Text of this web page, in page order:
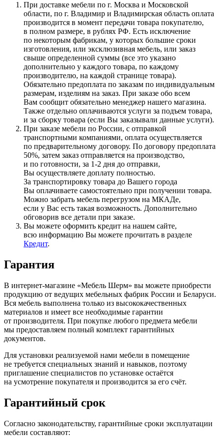
При доставке мебели по г. Москва и Московской
области, по г. Владимир и Владимирская область оплата
производится в момент передачи товара покупателю,
в полном размере, в рублях РФ. Есть исключение
по некоторым фабрикам, у которых большие сроки
изготовления, или эксклюзивная мебель, или заказ
свыше определенной суммы (все это указано
дополнительно у каждого товара, по каждому
производителю, на каждой странице товара).
Обязательно предоплата по заказам по индивидуальным
размерам, изделиям на заказ. При заказе обо всем
Вам сообщит обязательно менеджер нашего магазина.
Также отдельно оплачиваются услуги за подъем товара,
и за сборку товара (если Вы заказывали данные услуги).
При заказе мебели по России, с отправкой
транспортными компаниями, оплата осуществляется
по предварительному договору. По договору предоплата
50%, затем заказ отправляется на производство,
и по готовности, за 1-2 дня до отправки,
Вы осуществляете доплату полностью.
За транспортировку товара до Вашего города
Вы оплачиваете самостоятельно при получении товара.
Можно забрать мебель перегрузом на МКАДе,
если у Вас есть такая возможность. Дополнительно
обговорив все детали при заказе.
Вы можете оформить кредит на нашем сайте,
всю информацию Вы можете прочитать в разделе
Кредит.
Гарантия
В интернет-магазине «Мебель Шерм» вы можете приобрести
продукцию от ведущих мебельных фабрик России и Беларуси.
Вся мебель выполнена только из высококачественных
материалов и имеет все необходимые гарантии
от производителя. При покупке любого предмета мебели
мы предоставляем полный комплект гарантийных
документов.
Для установки реализуемой нами мебели в помещение
не требуется специальных знаний и навыков, поэтому
приглашение специалистов по установке остаётся
на усмотрение покупателя и производится за его счёт.
Гарантийный срок
Согласно законодательству, гарантийные сроки эксплуатации
мебели составляют: